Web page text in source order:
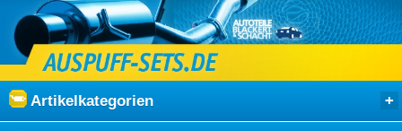
Artikelkategorien